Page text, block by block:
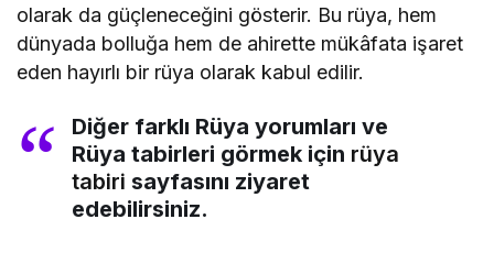
olarak da güçleneceğini gösterir. Bu rüya, hem
dünyada bolluğa hem de ahirette mükâfata işaret
eden hayırlı bir rüya olarak kabul edilir.
Diğer farklı Rüya yorumları ve
Rüya tabirleri görmek için rüya
tabiri sayfasını ziyaret
edebilirsiniz.